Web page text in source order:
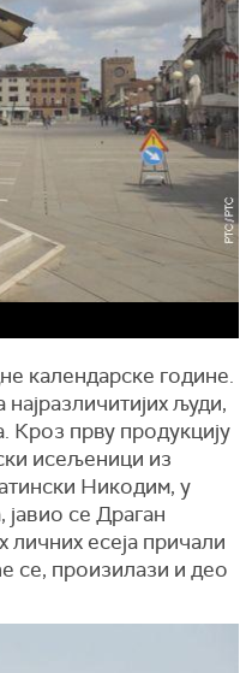
календарске године.
људи,
прву продукцију
исељеници из
Никодим, у
се Драган
есеја причали
се, произилази и део